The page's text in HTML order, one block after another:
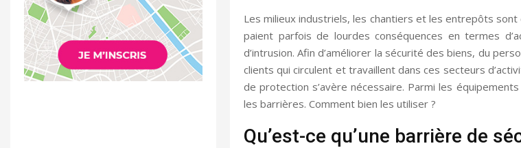
Les milieux industriels, les chantiers et les entrepôts
paient parfois de lourdes conséquences en termes
d’intrusion. Afin d’améliorer la sécurité des biens, du
clients qui circulent et travaillent dans ces secteurs
de protection s’avère nécessaire. Parmi les
les barrières. Comment bien les utiliser ?
Qu’est-ce qu’une barrière de